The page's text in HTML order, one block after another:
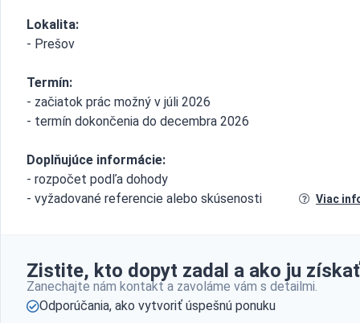
Lokalita:
- Prešov
Termín:
- začiatok prác možný v júli 2026
- termín dokončenia do decembra 2026
Doplňujúce informácie:
- rozpočet podľa dohody
- vyžadované referencie alebo skúsenosti
Viac
Zistite, kto dopyt zadal a ako ju
Zanechajte nám kontakt a zavoláme vám s detailmi.
Odporúčania, ako vytvoriť úspešnú ponuku